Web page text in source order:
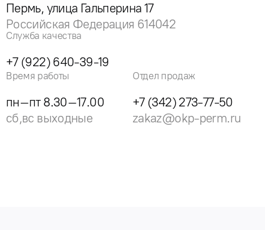
Пермь, улица Гальперина 17
Российская Федерация 614042
Служба качества
+7 (922) 640-39-19
Время работы
пн–пт 8.30–17.00
сб,вс выходные
Отдел продаж
+7 (342) 273-77-50
zakaz@okp-perm.ru